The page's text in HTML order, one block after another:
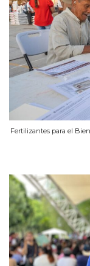
Fertilizantes para el